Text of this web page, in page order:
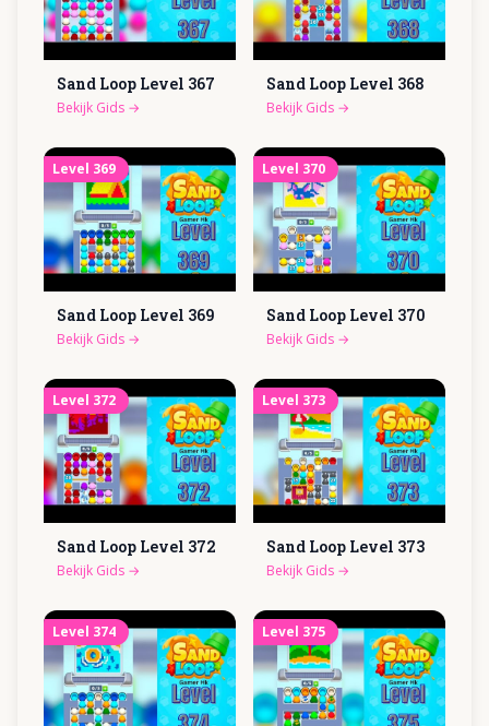
Sand Loop Level 367
Bekijk Gids →
Sand Loop Level 368
Bekijk Gids →
Level 369
Sand Loop Level 369
Bekijk Gids →
Level 370
Sand Loop Level 370
Bekijk Gids →
Level 372
Sand Loop Level 372
Bekijk Gids →
Level 373
Sand Loop Level 373
Bekijk Gids →
Level 374 Level 375